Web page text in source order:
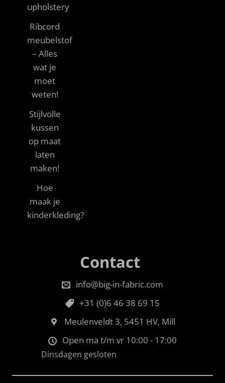
upholstery
Ribcord
meubelstof
– Alles
wat je
moet
weten!
Stijlvolle
kussen
op maat
laten
maken!
Hoe
maak je
kinderkleding?
Contact
info@big-in-fabric.com
+31 (0)6 46 38 69 15
Meulenveldt 3, 5451 HV, Mill
Open ma t/m vr 10:00 - 17:00
Dinsdagen gesloten